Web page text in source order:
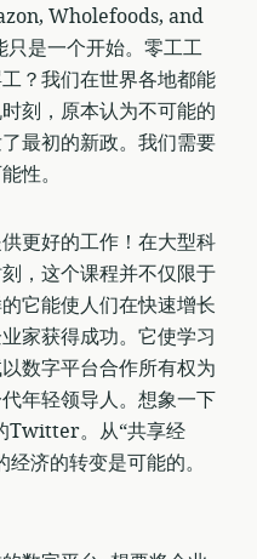
Wholefoods, and
是一个开始。零工工
？我们在世界各地都能
刻，原本认为不可能的
最初的新政。我们需要
性。
更好的工作！在大型科
，这个课程并不仅限于
它能使人们在快速增长
家获得成功。它使学习
数字平台合作所有权为
年轻领导人。想象一下
Twitter。从“共享经
济的转变是可能的。